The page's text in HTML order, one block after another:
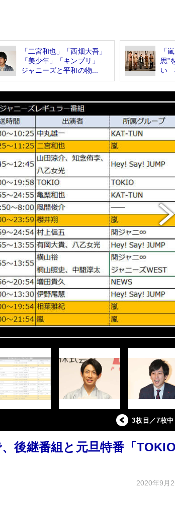
「二宮和也」「西畑大吾」
「美少年」「キンプリ」…
ジャニーズと平和の物...
「
思”
い
3枚目／7枚中
後継番組と元旦特番「
2020年9月